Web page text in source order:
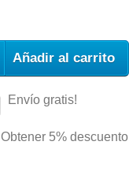
Añadir al carrito
Envío gratis!
Obtener 5% descuento